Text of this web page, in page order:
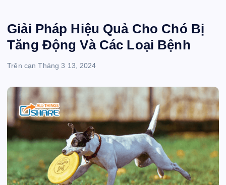
Giải Pháp Hiệu Quả Cho Chó Bị
Tăng Động Và Các Loại Bệnh
Trên cạn Tháng 3 13, 2024